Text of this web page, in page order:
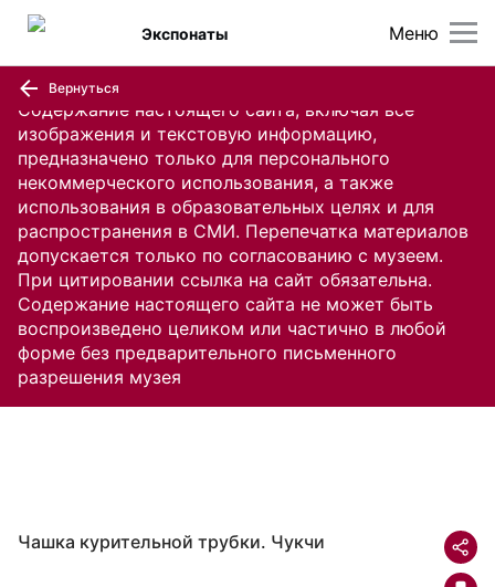
Содержание настоящего сайта, включая все
изображения и текстовую информацию,
предназначено только для персонального
некоммерческого использования, а также
использования в образовательных целях и для
распространения в СМИ. Перепечатка материалов
допускается только по согласованию с музеем.
При цитировании ссылка на сайт обязательна.
Содержание настоящего сайта не может быть
воспроизведено целиком или частично в любой
форме без предварительного письменного
разрешения музея
Меню
Экспонаты
Вернуться
Чашка курительной трубки. Чукчи